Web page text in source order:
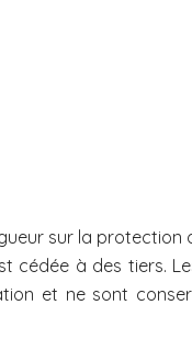
sur la protection
cédée à des tiers.
et ne sont